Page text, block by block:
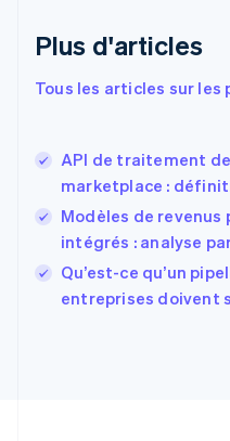
Plus d'articles
Tous les articles sur les
API de traitement
marketplace :
Modèles de revenus
intégrés : analyse
Qu’est-ce qu’un
entreprises doivent
Español English
English
Finlande
EnglishSvenska
FrançaisEnglish
Gibraltar
English
Grèce
English